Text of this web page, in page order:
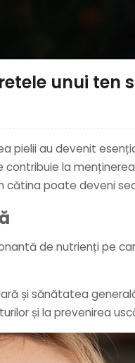
unui ten
pielii au devenit
la
cătina poate deveni
de nutrienți pe
și sănătatea
și la prevenirea